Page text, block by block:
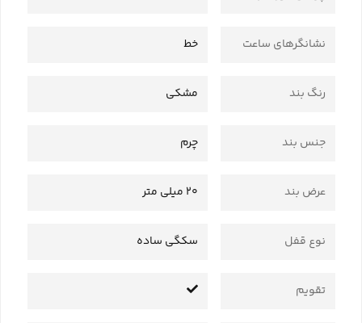
نشانگرهای ساعت خط
رنگ بند مشکی
جنس بند چرم
عرض بند 20 میلی متر
نوع قفل سکگی ساده
تقویم